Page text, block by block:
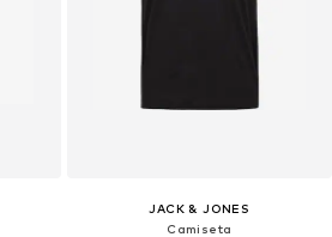
JACK & JONES
Camiseta